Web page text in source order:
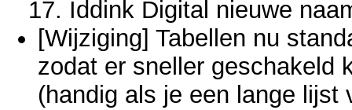
Iddink Digital nieuwe
[Wijziging] Tabellen nu
zodat er sneller geschakeld
(handig als je een lange lijst